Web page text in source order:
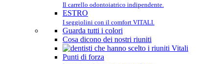
Il carrello odontoiatrico indipendente.
ESTRO
I seggiolini con il comfort VITALI.
Guarda tutti i colori
Cosa dicono dei nostri riuniti
Punti di forza